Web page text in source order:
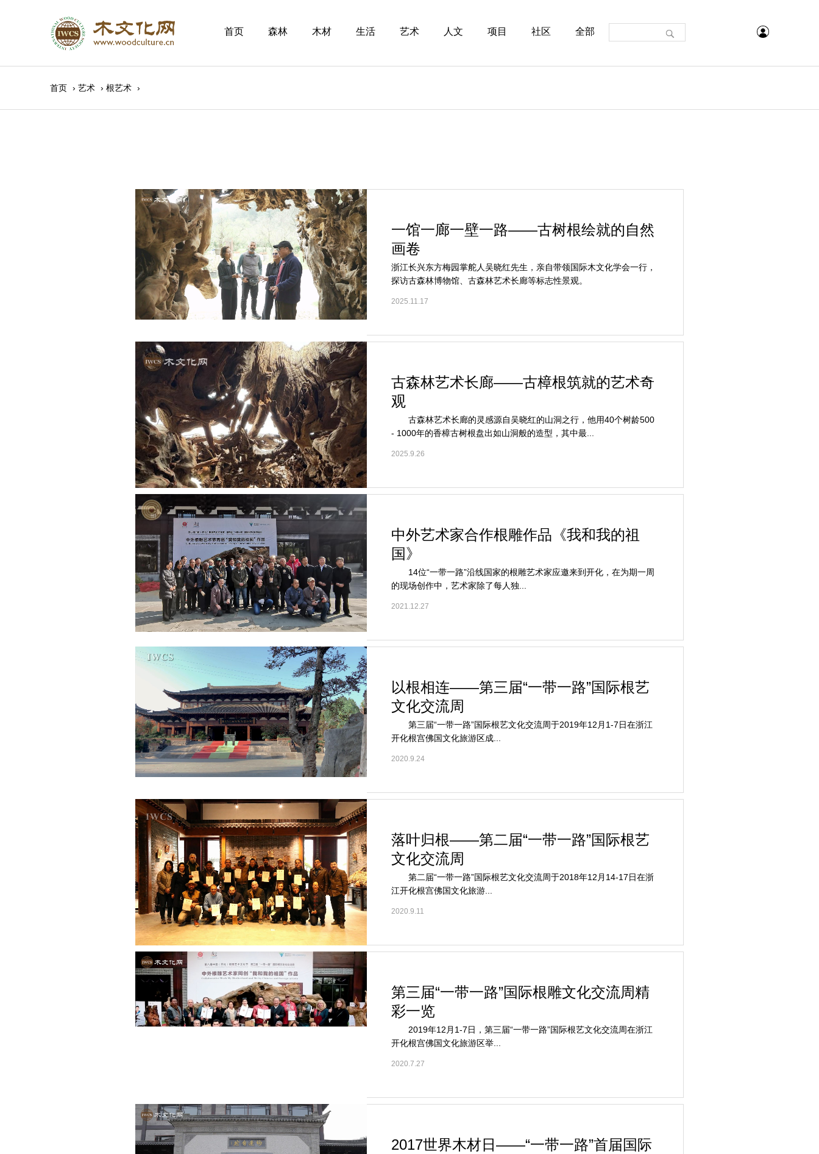
首页 森林 木材 生活 艺术 人文 项目 社区 全部
首页 › 艺术 › 根艺术 ›
一馆一廊一壁一路——古树根绘就的自然
画卷
浙江长兴东方梅园掌舵人吴晓红先生，亲自带领国际木文化学会一行，
探访古森林博物馆、古森林艺术长廊等标志性景观。
2025.11.17
古森林艺术长廊——古樟根筑就的艺术奇
观
古森林艺术长廊的灵感源自吴晓红的山洞之行，他用40个树龄500
- 1000年的香樟古树根盘出如山洞般的造型，其中最...
2025.9.26
中外艺术家合作根雕作品《我和我的祖
国》
14位“一带一路”沿线国家的根雕艺术家应邀来到开化，在为期一周
的现场创作中，艺术家除了每人独...
2021.12.27
以根相连——第三届“一带一路”国际根艺
文化交流周
第三届“一带一路”国际根艺文化交流周于2019年12月1-7日在浙江
开化根宫佛国文化旅游区成...
2020.9.24
落叶归根——第二届“一带一路”国际根艺
文化交流周
第二届“一带一路”国际根艺文化交流周于2018年12月14-17日在浙
江开化根宫佛国文化旅游...
2020.9.11
第三届“一带一路”国际根雕文化交流周精
彩一览
2019年12月1-7日，第三届“一带一路”国际根艺文化交流周在浙江
开化根宫佛国文化旅游区举...
2020.7.27
2017世界木材日——“一带一路”首届国际